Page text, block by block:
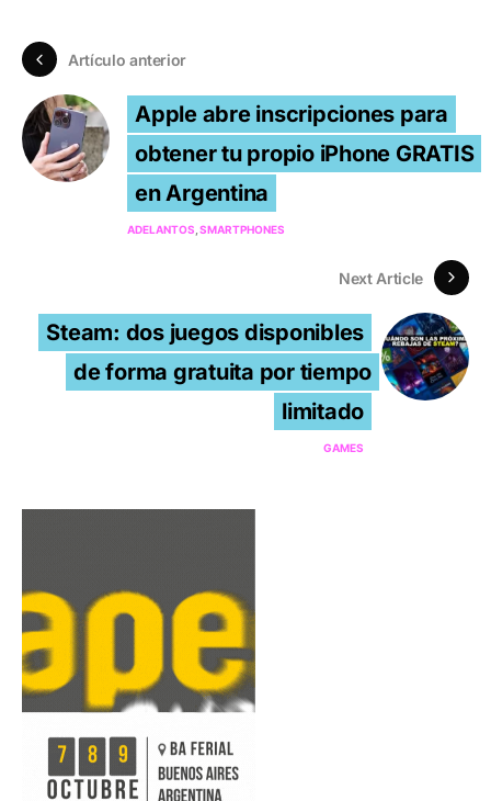
Artículo anterior
Apple abre inscripciones para
obtener tu propio iPhone GRATIS
en Argentina
ADELANTOS SMARTPHONES
Next Article
Steam: dos juegos disponibles
de forma gratuita por tiempo
limitado
GAMES